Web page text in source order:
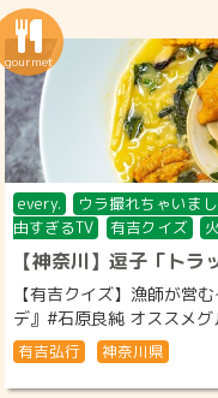
every. ウラ撮れちゃいま
由すぎるTV
有吉クイズ
【神奈川】逗子「トラ
【有吉クイズ】漁師が営
デ』#石原良純 オススメ
有吉弘行 神奈川県